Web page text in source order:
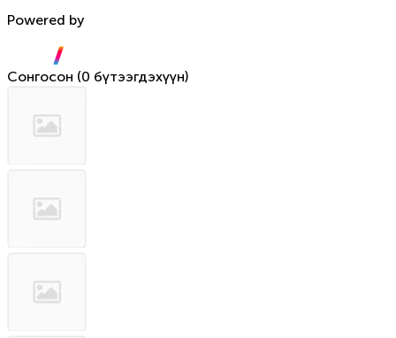
Powered by
Сонгосон (0 бүтээгдэхүүн)